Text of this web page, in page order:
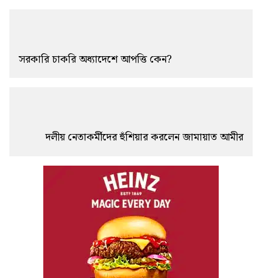
সরকারি চাকরি অধ্যাদেশে আপত্তি কেন?
দলীয় নেতাকর্মীদের হুঁশিয়ার করলেন জামায়াত আমীর